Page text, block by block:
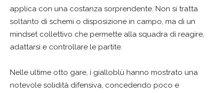
applica con una costanza sorprendente. Non si tratta
soltanto di schemi o disposizione in campo, ma di un
mindset collettivo che permette alla squadra di reagire,
adattarsi e controllare le partite.
Nelle ultime otto gare, i gialloblù hanno mostrato una
notevole solidità difensiva, concedendo poco e